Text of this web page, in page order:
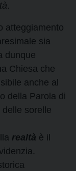
.
atteggiamento
sia
dunque
Chiesa che
anche al
della Parola di
sorelle
realtà è il